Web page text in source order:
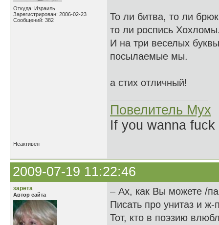
Откуда: Израиль
Зарегистрирован: 2006-02-23
Сообщений: 382
То ли битва, то ли
то ли роспись
И на три веселых буквы
посылаемые мы.
а стих отличный!
Повелитель Мух
If you wanna
Неактивен
2009-07-19 11:22:46
зарета
Автор сайта
– Ах, как Вы можете /
Писать про унитаз и ж-
Тот, кто в поэзию